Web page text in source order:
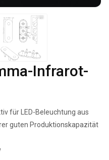
Infrarot-
für LED-Beleuchtung aus
guten Produktionskapazität